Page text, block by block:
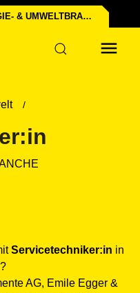
ENERGIE- & UMWELT­BRANCHE
Servicetechniker:in in
?
AG, Emile Egger &